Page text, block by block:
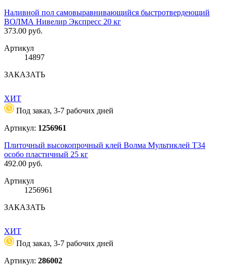
Наливной пол самовыравнивающийся быстротвердеющий
ВОЛМА Нивелир Экспресс 20 кг
373.00 руб.
Артикул
14897
ЗАКАЗАТЬ
ХИТ
Под заказ, 3-7 рабочих дней
Артикул: 1256961
Плиточный высокопрочный клей Волма Мультиклей Т34
особо пластичный 25 кг
492.00 руб.
Артикул
1256961
ЗАКАЗАТЬ
ХИТ
Под заказ, 3-7 рабочих дней
Артикул: 286002